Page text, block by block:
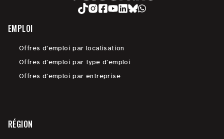
EMPLOI
Offres d'emploi par localisation
Offres d'emploi par type d'emploi
Offres d'emploi par entreprise
RÉGION